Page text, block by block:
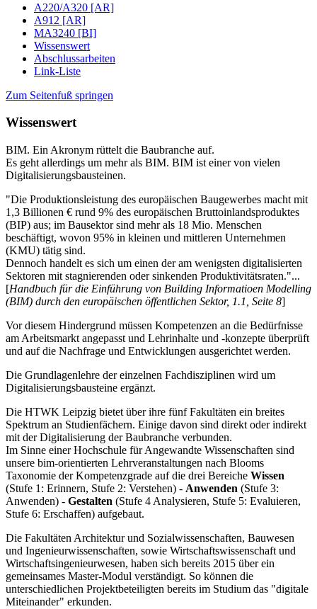
A220/A320 [AR]
A912 [AR]
MA3240 [BI]
Wissenswert
Abschlussarbeiten
Link-Liste
Zum Seitenfuß springen
Wissenswert
BIM. Ein Akronym rüttelt die Baubranche auf.
Es geht allerdings um mehr als BIM. BIM ist einer von vielen
Digitalisierungsbausteinen.
"Die Produktionsleistung des europäischen Baugewerbes macht mit
1,3 Billionen € rund 9% des europäischen Bruttoinlandsproduktes
(BIP) aus; im Bausektor sind mehr als 18 Mio. Menschen
beschäftigt, wovon 95% in kleinen und mittleren Unternehmen
(KMU) tätig sind.
Dennoch handelt es sich um einen der am wenigsten digitalisierten
Sektoren mit stagnierenden oder sinkenden Produktivitätsraten."...
[Handbuch für die Einführung von Building Informatioen Modelling
(BIM) durch den europäischen öffentlichen Sektor, 1.1, Seite 8]
Vor diesem Hindergrund müssen Kompetenzen an die Bedürfnisse
am Arbeitsmarkt angepasst und Lehrinhalte und -konzepte überprüft
und auf die Nachfrage und Entwicklungen ausgerichtet werden.
Die Grundlagenlehre der einzelnen Fachdisziplinen wird um
Digitalisierungsbausteine ergänzt.
Die HTWK Leipzig bietet über ihre fünf Fakultäten ein breites
Spektrum an Studienfächern. Einige davon sind direkt oder indirekt
mit der Digitalisierung der Baubranche verbunden.
Im Sinne einer Hochschule für Angewandte Wissenschaften sind
unsere bim-orientierten Lehrveranstaltungen nach Blooms
Taxonomie der Kompetenzgrade auf die drei Bereiche Wissen
(Stufe 1: Erinnern, Stufe 2: Verstehen) - Anwenden (Stufe 3:
Anwenden) - Gestalten (Stufe 4 Analysieren, Stufe 5: Evaluieren,
Stufe 6: Erschaffen) aufgebaut.
Die Fakultäten Architektur und Sozialwissenschaften, Bauwesen
und Ingenieurwissenschaften, sowie Wirtschaftswissenschaft und
Wirtschaftsingenieurwesen, haben sich bereits 2015 über ein
gemeinsames Master-Modul verständigt. So können die
unterschiedlichen Projektbeteiligten bereits im Studium das "digitale
Miteinander" erkunden.